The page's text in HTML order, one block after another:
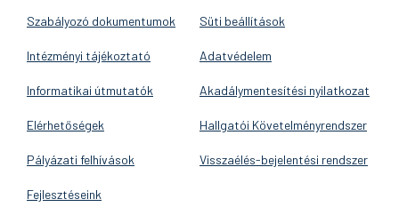
Szabályozó dokumentumok
Intézményi tájékoztató
Informatikai útmutatók
Elérhetőségek
Pályázati felhívások
Fejlesztéseink
Süti beállítások
Adatvédelem
Akadálymentesítési nyilatkozat
Hallgatói Követelményrendszer
Visszaélés-bejelentési rendszer